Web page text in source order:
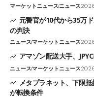
マーケットニュースニュース
元警官が10代から35万
の判決
ニュースマーケットニュース
アマゾン配送大手、
ニュースマーケットニュース
メタプラネット、下限
が転換条件